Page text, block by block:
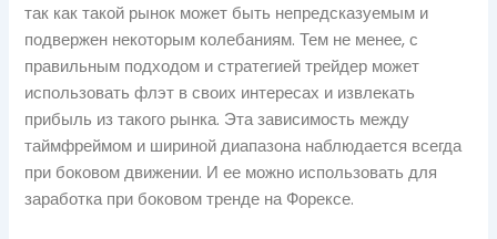
так как такой рынок может быть непредсказуемым и
подвержен некоторым колебаниям. Тем не менее, с
правильным подходом и стратегией трейдер может
использовать флэт в своих интересах и извлекать
прибыль из такого рынка. Эта зависимость между
таймфреймом и шириной диапазона наблюдается всегда
при боковом движении. И ее можно использовать для
заработка при боковом тренде на Форексе.